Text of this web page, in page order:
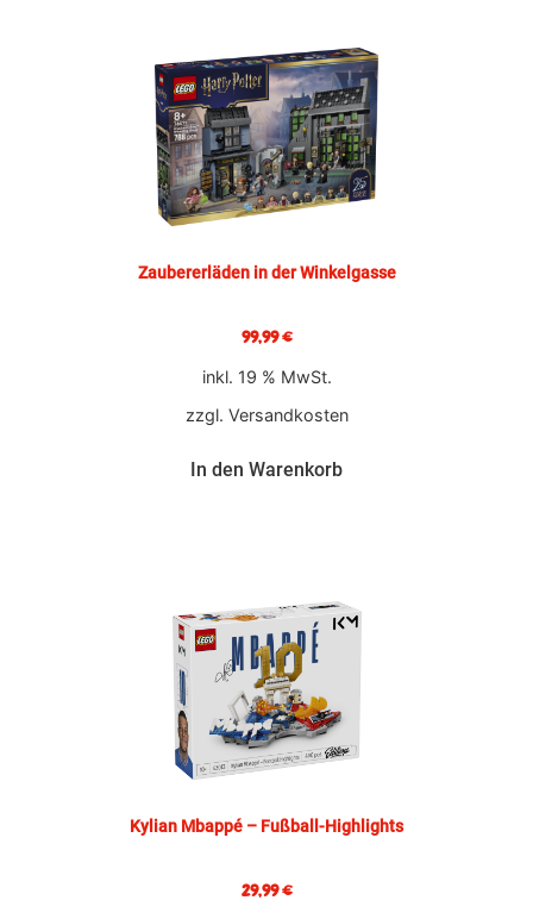
Zaubererläden in der Winkelgasse
99,99€
inkl. 19 % MwSt.
zzgl. Versandkosten
In den Warenkorb
Kylian Mbappé – Fußball-Highlights
29,99€